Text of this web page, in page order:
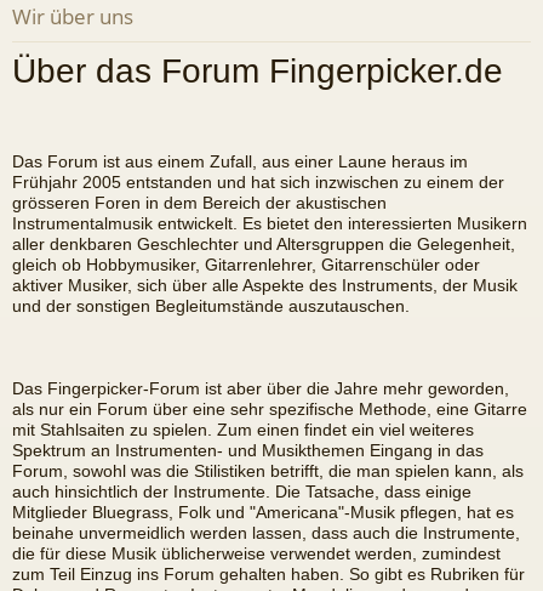
Wir über uns
Über das Forum Fingerpicker.de
Das Forum ist aus einem Zufall, aus einer Laune heraus im
Frühjahr 2005 entstanden und hat sich inzwischen zu einem der
grösseren Foren in dem Bereich der akustischen
Instrumentalmusik entwickelt. Es bietet den interessierten Musikern
aller denkbaren Geschlechter und Altersgruppen die Gelegenheit,
gleich ob Hobbymusiker, Gitarrenlehrer, Gitarrenschüler oder
aktiver Musiker, sich über alle Aspekte des Instruments, der Musik
und der sonstigen Begleitumstände auszutauschen.
Das Fingerpicker-Forum ist aber über die Jahre mehr geworden,
als nur ein Forum über eine sehr spezifische Methode, eine Gitarre
mit Stahlsaiten zu spielen. Zum einen findet ein viel weiteres
Spektrum an Instrumenten- und Musikthemen Eingang in das
Forum, sowohl was die Stilistiken betrifft, die man spielen kann, als
auch hinsichtlich der Instrumente. Die Tatsache, dass einige
Mitglieder Bluegrass, Folk und "Americana"-Musik pflegen, hat es
beinahe unvermeidlich werden lassen, dass auch die Instrumente,
die für diese Musik üblicherweise verwendet werden, zumindest
zum Teil Einzug ins Forum gehalten haben. So gibt es Rubriken für